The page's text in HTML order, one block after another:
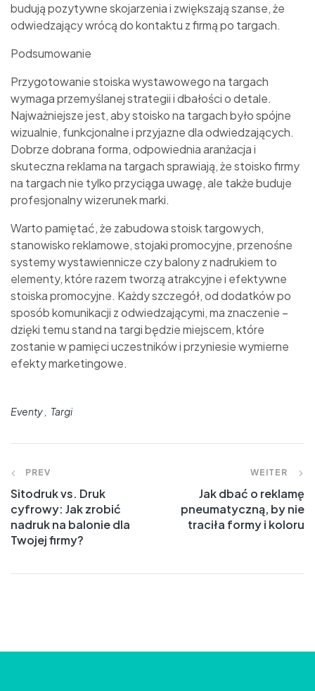
budują pozytywne skojarzenia i zwiększają szanse, że
odwiedzający wrócą do kontaktu z firmą po targach.
Podsumowanie
Przygotowanie stoiska wystawowego na targach
wymaga przemyślanej strategii i dbałości o detale.
Najważniejsze jest, aby stoisko na targach było spójne
wizualnie, funkcjonalne i przyjazne dla odwiedzających.
Dobrze dobrana forma, odpowiednia aranżacja i
skuteczna reklama na targach sprawiają, że stoisko firmy
na targach nie tylko przyciąga uwagę, ale także buduje
profesjonalny wizerunek marki.
Warto pamiętać, że zabudowa stoisk targowych,
stanowisko reklamowe, stojaki promocyjne, przenośne
systemy wystawiennicze czy balony z nadrukiem to
elementy, które razem tworzą atrakcyjne i efektywne
stoiska promocyjne. Każdy szczegół, od dodatków po
sposób komunikacji z odwiedzającymi, ma znaczenie –
dzięki temu stand na targi będzie miejscem, które
zostanie w pamięci uczestników i przyniesie wymierne
efekty marketingowe.
Eventy Targi
PREV
Sitodruk vs. Druk
cyfrowy: Jak zrobić
nadruk na balonie dla
Twojej firmy?
WEITER
Jak dbać o reklamę
pneumatyczną, by nie
traciła formy i koloru